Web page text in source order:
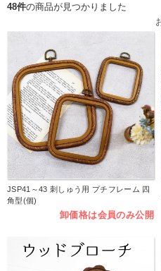
48件の商品が見つかりました
JSP41～43 刺しゅう用 プチフレーム 四
角型(個)
卸価格は会員のみ公開